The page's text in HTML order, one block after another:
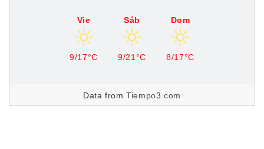
Vie
9/17°C
Sáb
9/21°C
Dom
8/17°C
Data fromTiempo3.com